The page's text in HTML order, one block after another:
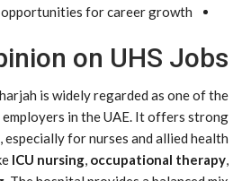
for career growth
on UHS Jobs
is widely regarded as one of the
in the UAE. It offers strong
for nurses and allied health
ICU nursing, occupational therapy,